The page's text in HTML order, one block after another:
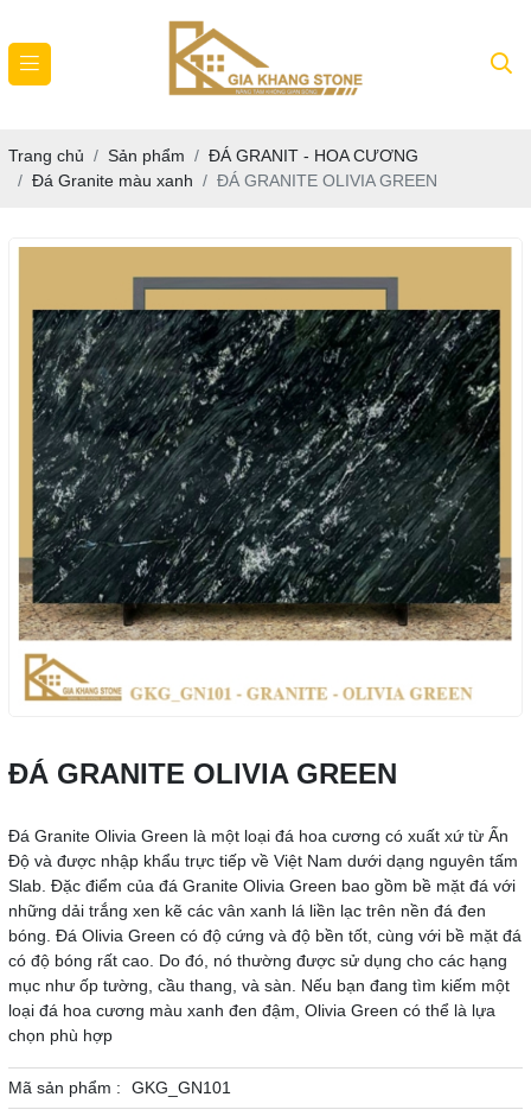
Trang chủ Sản phẩm
ĐÁ GRANIT - HOA CƯƠNG
Đá Granite màu xanh
ĐÁ GRANITE OLIVIA GREEN
ĐÁ GRANITE OLIVIA GREEN
Đá Granite Olivia Green là một loại đá hoa cương có xuất xứ từ Ấn
Độ và được nhập khẩu trực tiếp về Việt Nam dưới dạng nguyên tấm
Slab. Đặc điểm của đá Granite Olivia Green bao gồm bề mặt đá với
những dải trắng xen kẽ các vân xanh lá liền lạc trên nền đá đen
bóng. Đá Olivia Green có độ cứng và độ bền tốt, cùng với bề mặt đá
có độ bóng rất cao. Do đó, nó thường được sử dụng cho các hạng
mục như ốp tường, cầu thang, và sàn. Nếu bạn đang tìm kiếm một
loại đá hoa cương màu xanh đen đậm, Olivia Green có thể là lựa
chọn phù hợp
Mã sản phẩm : GKG_GN101